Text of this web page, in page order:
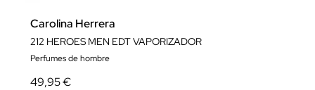
Carolina Herrera
212 HEROES MEN EDT VAPORIZADOR
Perfumes de hombre
49,95 €